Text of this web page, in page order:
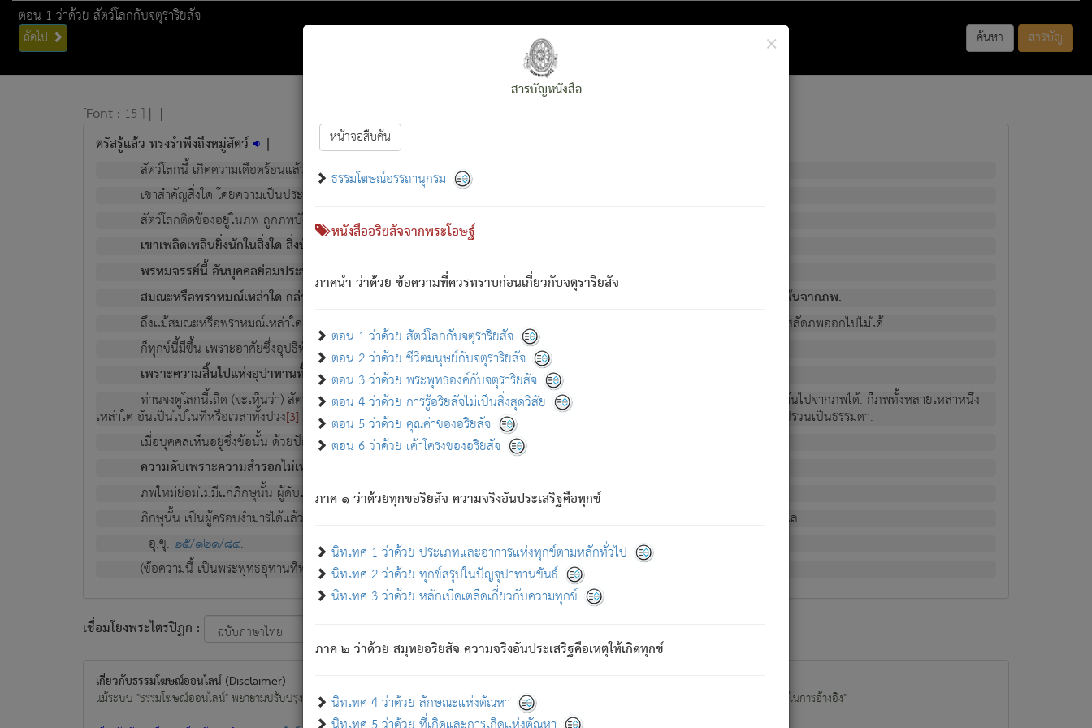
ตอน 1 ว่าด้วย สัตว์โลกกับจตุราริยสัจ
ถัดไป ค้นหา สารบัญ
×
สารบัญหนังสือ
หน้าจอสืบค้น
ธรรมโฆษณ์อรรถานุกรม
หนังสืออริยสัจจากพระโอษฐ์
ภาคนำ ว่าด้วย ข้อความที่ควรทราบก่อนเกี่ยวกับจตุราริยสัจ
ตอน 1 ว่าด้วย สัตว์โลกกับจตุราริยสัจ
ตอน 2 ว่าด้วย ชีวิตมนุษย์กับจตุราริยสัจ
ตอน 3 ว่าด้วย พระพุทธองค์กับจตุราริยสัจ
ตอน 4 ว่าด้วย การรู้อริยสัจไม่เป็นสิ่งสุดวิสัย
ตอน 5 ว่าด้วย คุณค่าของอริยสัจ
ตอน 6 ว่าด้วย เค้าโครงของอริยสัจ
ภาค ๑ ว่าด้วยทุกขอริยสัจ ความจริงอันประเสริฐคือทุกข์
นิทเทศ 1 ว่าด้วย ประเภทและอาการแห่งทุกข์ตามหลักทั่วไป
นิทเทศ 2 ว่าด้วย ทุกข์สรุปในปัญจุปาทานขันธ์
นิทเทศ 3 ว่าด้วย หลักเบ็ดเตล็ดเกี่ยวกับความทุกข์
ภาค ๒ ว่าด้วย สมุทยอริยสัจ ความจริงอันประเสริฐคือเหตุให้เกิดทุกข์
นิทเทศ 4 ว่าด้วย ลักษณะแห่งตัณหา
[Font : 15 ] | |
ตรัสรู้แล้ว ทรงรำพึงถึงหมู่สัตว์ |
สัตว์โลกนี้ เกิดความเดือดร้อนแล้ว มีผัสสะบังหน้า[1]ย่อมกล่าวซึ่งโรค (ความเสียดแทง) นั้นโดยความเป็นตัวเป็นตน
เขาสำคัญสิ่งใด โดยความเป็นประการใด แต่สิ่งนั้นย่อมเป็น (ตามที่เป็นจริง) โดยประการอื่นจากที่เขาสำคัญนั้น
สัตว์โลกติดข้องอยู่ในภพ ถูกภพบังหน้าแล้ว มีภพโดยความเป็นอย่างอื่น (จากที่มันเป็นอยู่จริง) จึงได้เพลิดเพลินยิ่งนักในภพนั้น
เขาเพลิดเพลินยิ่งนักในสิ่งใด สิ่งนั้นเป็นภัย (ที่เขาไม่รู้จัก) : เขากลัวต่อสิ่งใดสิ่งนั้นเป็นทุกข์
พรหมจรรย์นี้ อันบุคคลย่อมประพฤติ ก็เพื่อการละขาดซึ่งภพ.
สมณะหรือพราหมณ์เหล่าใด กล่าวความหลุดพ้นจากภพว่ามีได้เพราะภพ เรากล่าวว่า สมณะหรือพราหมณ์ทั้งปวงนั้น มิใช่ผู้หลดพ้นจากภพ.
ถึงแม้สมณะหรือพราหมณ์เหล่าใด กล่าวความออกไปได้จากภพ ว่ามีได้เพราะวิภพ[2]
: เรากล่าวว่า สมณะหรือพราหมณ์ทั้งปวงนั้น ก็ยังสลัดภพออกไปไม่ได้.
ก็ทุกข์นี้มีขึ้น เพราะอาศัยซึ่งอุปธิทั้งปวง.
เพราะความสิ้นไปแห่งอุปาทานทั้งปวง ความเกิดขึ้นแห่งทุกข์จึงไม่มี.
ท่านจงดูโลกนี้เถิด (จะเห็นว่า) สัตว์ทั้งหลายอันอวิชาหนาแน่นบังหนาแล้ว; และว่า สัตว์ผู้ยินดีในภพอันเป็นแล้วนั้น ย่อมไม่เป็นผู้หลุดพ้นไปจากภพได้. ก็ภพทั้งหลายเหล่าหนึ่ง
เหล่าใด อันเป็นไปในที่หรือเวลาทั้งปวง[3] เพื่อความมีแห่งประโยชน์โดยประการทั้งปวง; ภพทั้งหลายทั้งหมดนั้น ไม่เที่ยง เป็นทุกข์ มีความแปรปรวนเป็นธรรมดา.
เมื่อบุคคลเห็นอยู่ซึ่งข้อนั้น ด้วยปัญญาอันชอบตามที่เป็นจริงอย่างนี้อยู่; เขาย่อมละภวตัณหาได้ และไม่เพลิดเพลินวิภวตัณหาด้วย.
ความดับเพราะความสำรอกไม่เหลือ (แห่งภพทั้งหลาย) เพราะความสิ้นไปแห่งตัณหาโดยประการทั้งปวง นั้นคือนิพพาน.
ภพใหม่ย่อมไม่มีแก่ภิกษุนั้น ผู้ดับเย็นสนิทแล้ว เพราะไม่มีความยึดมั่น
ภิกษุนั้น เป็นผู้ครอบงำมารได้แล้ว ชนะสงครามแล้ว ก้าวล่วงภพทั้งหลายทั้งปวงได้แล้ว เป็นผู้คงที่ (คือไม่เปลี่ยนแปลงอีกต่อไป). ดังนี้แล
- อุ.ขุ.๒๕/๑๒๑/๘๔.
(ข้อความนี้ เป็นพระพุทธอุทานที่ทรงเปล่งออก ที่โคนต้นโพธิ์เป็นที่ตรัสรู้ เมื่อตรัสรู้แล้วได้ 7 วัน)
เชื่อมโยงพระไตรปิฏก :
เกี่ยวกับธรรมโฆษณ์ออนไลน์ (Disclaimer)
แม้ระบบ "ธรรมโฆษณ์ออนไลน์" พยายามปรับปรุงข้อมูลให้ถูกต้องมากที่สุด ผู้ศึกษาก็พึงตรวจสอบกับตัวเล่มหนังสือต้นฉบับ ที่มีการพิมพ์ครั้งล่าสุด ก่อนนำข้อมูลไปใช้ในการอ้างอิง"